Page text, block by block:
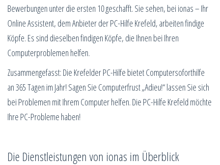
Bewerbungen unter die ersten 10 geschafft. Sie sehen, bei ionas – Ihr
Online Assistent, dem Anbieter der PC-Hilfe Krefeld, arbeiten findige
Köpfe. Es sind dieselben findigen Köpfe, die Ihnen bei Ihren
Computerproblemen helfen.
Zusammengefasst: Die Krefelder PC-Hilfe bietet Computersoforthilfe
an 365 Tagen im Jahr! Sagen Sie Computerfrust „Adieu!“ lassen Sie sich
bei Problemen mit Ihrem Computer helfen. Die PC-Hilfe Krefeld möchte
Ihre PC-Probleme haben!
Die Dienstleistungen von ionas im Überblick